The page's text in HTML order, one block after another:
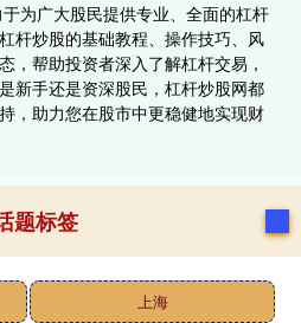
为广大股民提供专业、全面的杠杆
杆炒股的基础教程、操作技巧、风
，帮助投资者深入了解杠杆交易，
新手还是资深股民，杠杆炒股网都
，助力您在股市中更稳健地实现财
题标签
上海